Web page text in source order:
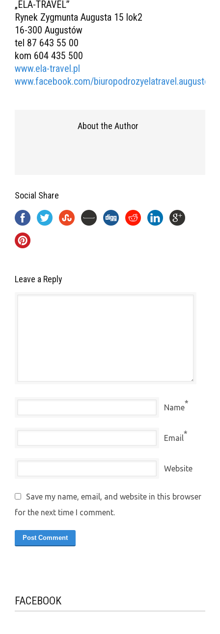
„ELA-TRAVEL”
Rynek Zygmunta Augusta 15 lok2
16-300 Augustów
tel 87 643 55 00
kom 604 435 500
www.ela-travel.pl
www.facebook.com/biuropodrozyelatravel.augustow/
About the Author
Social Share
Leave a Reply
Name*
Email *
Website
Save my name, email, and website in this browser
for the next time I comment.
FACEBOOK